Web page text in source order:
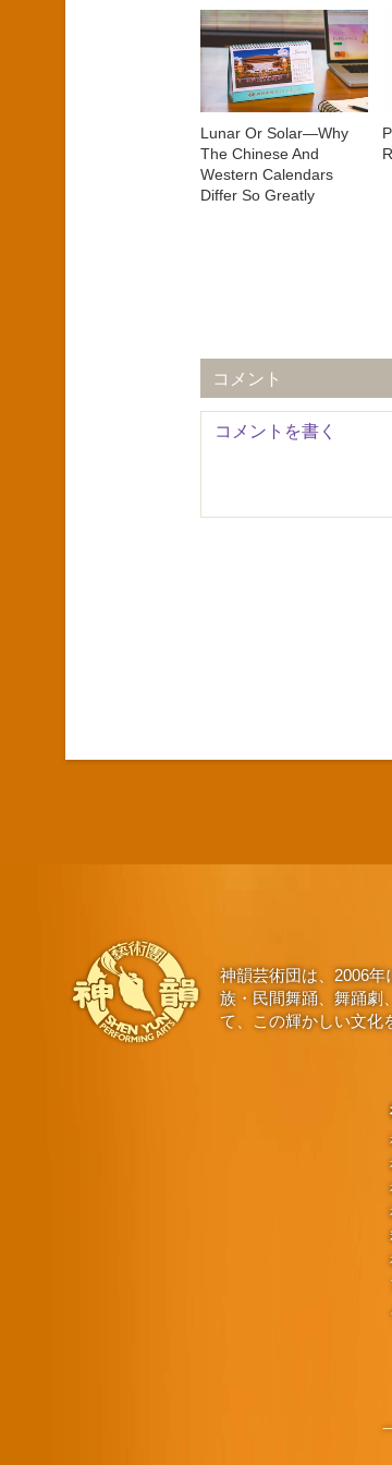
Lunar Or Solar—Why
The Chinese And
Western Calendars
Differ So Greatly
コメント
神韻芸術団は、2006
族・民間舞踊、舞踊劇
て、この輝かしい文化